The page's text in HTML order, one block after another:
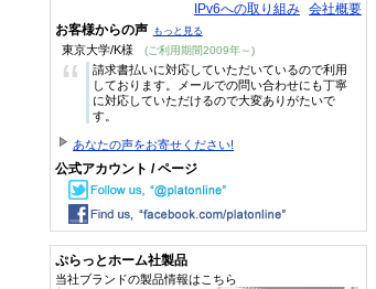
IPv6への取り組み 会社概要
お客様からの声 もっと見る
東京大学/K様 (ご利用期間2009年～)
“
請求書払いに対応していただいているので利用
しております。メールでの問い合わせにも丁寧
に対応していただけるので大変ありがたいで
す。
あなたの声をお寄せください!
公式アカウント / ページ
ぷらっとホーム社製品
当社ブランドの製品情報はこちら